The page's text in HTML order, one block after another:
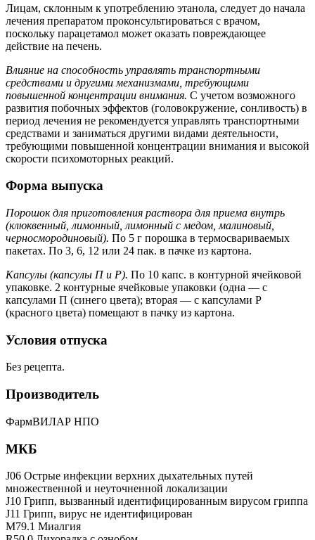
Лицам, склонным к употреблению этанола, следует до начала
лечения препаратом проконсультироваться с врачом,
поскольку парацетамол может оказать повреждающее
действие на печень.
Влияние на способность управлять транспортными
средствами и другими механизмами, требующими
повышенной концентрации внимания. С учетом возможного
развития побочных эффектов (головокружение, сонливость) в
период лечения не рекомендуется управлять транспортными
средствами и заниматься другими видами деятельности,
требующими повышенной концентрации внимания и высокой
скорости психомоторных реакций.
Форма выпуска
Порошок для приготовления раствора для приема внутрь
(клюквенный, лимонный, лимонный с медом, малиновый,
черносмородиновый). По 5 г порошка в термосвариваемых
пакетах. По 3, 6, 12 или 24 пак. в пачке из картона.
Капсулы (капсулы П и Р). По 10 капс. в контурной ячейковой
упаковке. 2 контурные ячейковые упаковки (одна — с
капсулами П (синего цвета); вторая — с капсулами Р
(красного цвета) помещают в пачку из картона.
Условия отпуска
Без рецепта.
Производитель
ФармВИЛАР НПО
МКБ
J06 Острые инфекции верхних дыхательных путей
множественной и неуточненной локализации
J10 Грипп, вызванный идентифицированным вирусом гриппа
J11 Грипп, вирус не идентифицирован
M79.1 Миалгия